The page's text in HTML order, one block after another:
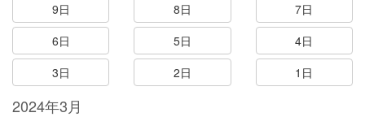
9日
8日
7日
6日
5日
4日
3日
2日 1日
2024年3月